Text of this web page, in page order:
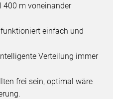
400 m voneinander
einfach und
Verteilung immer
frei sein, optimal wäre